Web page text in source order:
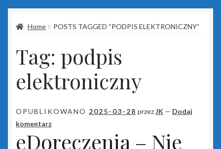
Baza wiedzy
Client Portal
ESET
Home POSTS TAGGED “PODPIS ELEKTRONICZNY”
Tag: podpis
elektroniczny
OPUBLIKOWANO 2025-03-28 przezJK — Dodaj
komentarz
eDoręczenia – Nie